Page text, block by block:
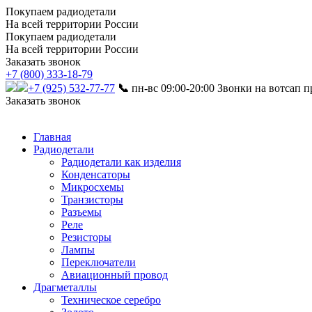
Покупаем радиодетали
На всей территории России
Покупаем радиодетали
На всей территории России
Заказать звонок
+7 (800) 333-18-79
+7 (925) 532-77-77 📞 пн-вс 09:00-20:00 Звонки на вотсап
Заказать звонок
Главная
Радиодетали
Радиодетали как изделия
Конденсаторы
Микросхемы
Транзисторы
Разъемы
Реле
Резисторы
Лампы
Переключатели
Авиационный провод
Драгметаллы
Техническое серебро